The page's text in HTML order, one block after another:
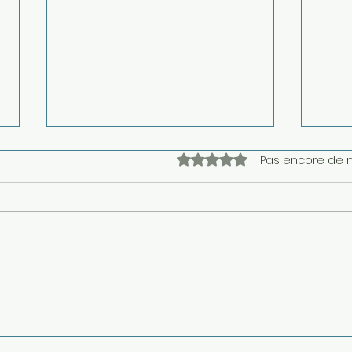
Lille 2026
Noté 0 étoile sur 5.Pas encore de